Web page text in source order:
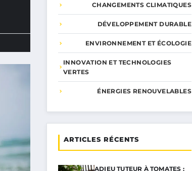
CHANGEMENTS CLIMATIQUES
DÉVELOPPEMENT DURABLE
ENVIRONNEMENT ET ÉCOLOGIE
INNOVATION ET TECHNOLOGIES
VERTES
ÉNERGIES RENOUVELABLES
ARTICLES RÉCENTS
ADIEU TUTEUR À TOMATES :